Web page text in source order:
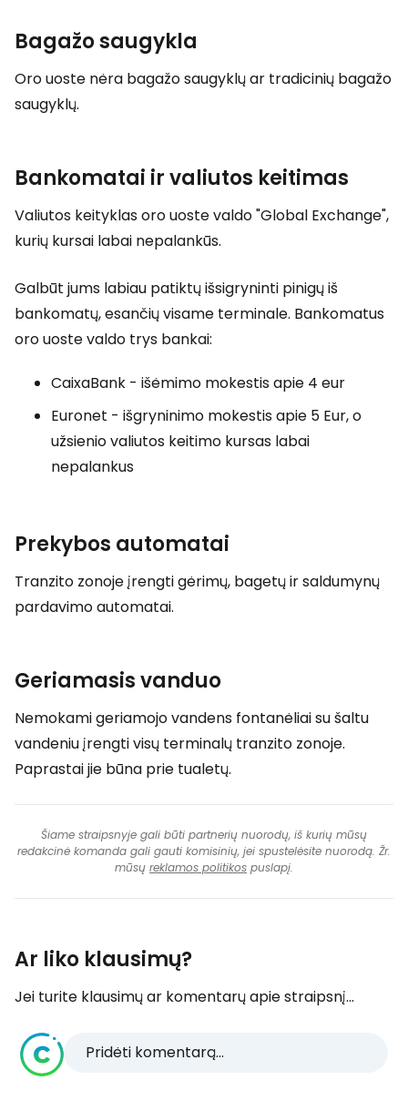
Bagažo saugykla
Oro uoste nėra bagažo saugyklų ar tradicinių bagažo
saugyklų.
Bankomatai ir valiutos keitimas
Valiutos keityklas oro uoste valdo "Global Exchange",
kurių kursai labai nepalankūs.
Galbūt jums labiau patiktų išsigryninti pinigų iš
bankomatų, esančių visame terminale. Bankomatus
oro uoste valdo trys bankai:
CaixaBank - išėmimo mokestis apie 4 eur
Euronet - išgryninimo mokestis apie 5 Eur, o
užsienio valiutos keitimo kursas labai
nepalankus
Prekybos automatai
Tranzito zonoje įrengti gėrimų, bagetų ir saldumynų
pardavimo automatai.
Geriamasis vanduo
Nemokami geriamojo vandens fontanėliai su šaltu
vandeniu įrengti visų terminalų tranzito zonoje.
Paprastai jie būna prie tualetų.
Šiame straipsnyje gali būti partnerių nuorodų, iš kurių mūsų
redakcinė komanda gali gauti komisinių, jei spustelėsite nuorodą. Žr.
mūsų reklamos politikos puslapį.
Ar liko klausimų?
Jei turite klausimų ar komentarų apie straipsnį...
Pridėti komentarą...